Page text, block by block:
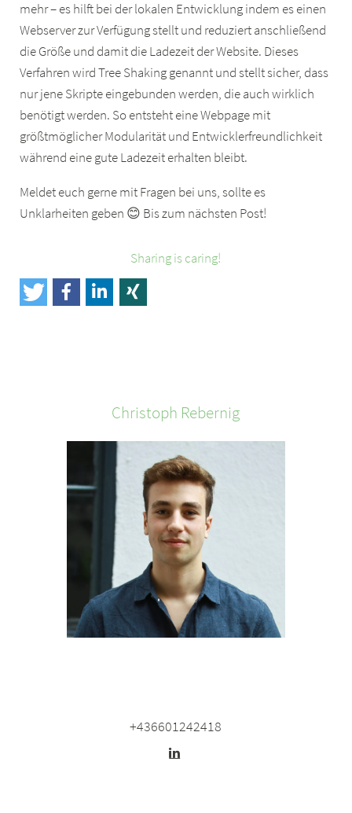
mehr – es hilft bei der lokalen Entwicklung indem es einen
Webserver zur Verfügung stellt und reduziert anschließend
die Größe und damit die Ladezeit der Website. Dieses
Verfahren wird Tree Shaking genannt und stellt sicher, dass
nur jene Skripte eingebunden werden, die auch wirklich
benötigt werden. So entsteht eine Webpage mit
größtmöglicher Modularität und Entwicklerfreundlichkeit
während eine gute Ladezeit erhalten bleibt.
Meldet euch gerne mit Fragen bei uns, sollte es
Unklarheiten geben 😊 Bis zum nächsten Post!
Sharing is caring!
Christoph Rebernig
+436601242418